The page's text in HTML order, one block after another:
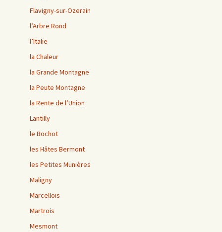
Flavigny-sur-Ozerain
l’Arbre Rond
l’Italie
la Chaleur
la Grande Montagne
la Peute Montagne
la Rente de l’Union
Lantilly
le Bochot
les Hâtes Bermont
les Petites Munières
Maligny
Marcellois
Martrois
Mesmont